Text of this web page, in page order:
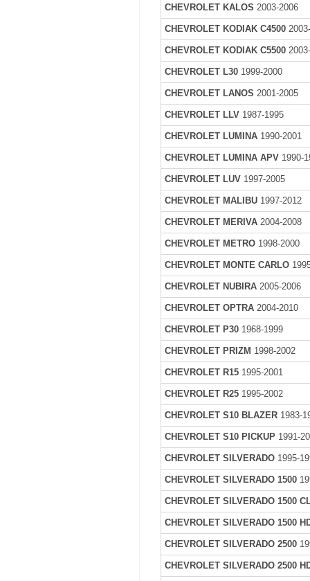
CHEVROLET KALOS 2003-2006
CHEVROLET KODIAK C4500
CHEVROLET KODIAK C5500
CHEVROLET L30 1999-2000
CHEVROLET LANOS 2001-2005
CHEVROLET LLV 1987-1995
CHEVROLET LUMINA 1990-2001
CHEVROLET LUMINA APV 1990-
CHEVROLET LUV 1997-2005
CHEVROLET MALIBU 1997-2012
CHEVROLET MERIVA2004-2008
CHEVROLET METRO 1998-2000
CHEVROLET MONTE CARLO
CHEVROLET NUBIRA 2005-2006
CHEVROLET OPTRA2004-2010
CHEVROLET P30 1968-1999
CHEVROLET PRIZM 1998-2002
CHEVROLET R15 1995-2001
CHEVROLET R25 1995-2002
CHEVROLET S10 BLAZER 1983-
CHEVROLET S10 PICKUP 1991-
CHEVROLET SILVERADO 1995-
CHEVROLET SILVERADO 1500
CHEVROLET SILVERADO 1500
CHEVROLET SILVERADO 1500
CHEVROLET SILVERADO 2500
CHEVROLET SILVERADO 2500